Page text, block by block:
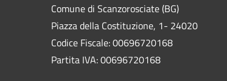
Comune di Scanzorosciate (BG)
Piazza della Costituzione, 1- 24020
Codice Fiscale: 00696720168
Partita IVA: 00696720168